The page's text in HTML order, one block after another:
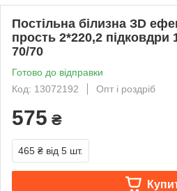
Постільна білизна ЗD
прость 2*220,2 підковдри
70/70
Готово до відправки
Код: 13072192
Опт і роздріб
575 ₴
465 ₴ від 5 шт.